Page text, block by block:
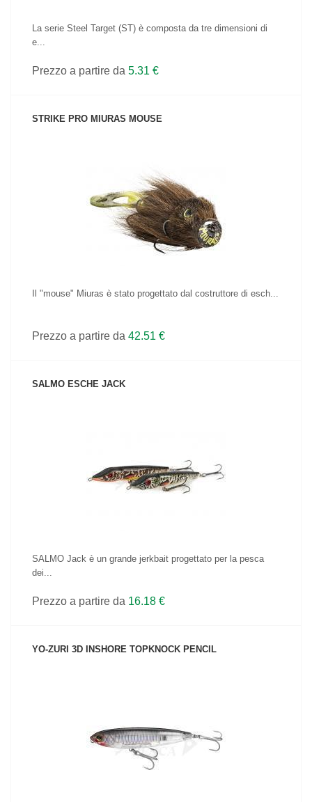
La serie Steel Target (ST) è composta da tre dimensioni di
e...
Prezzo a partire da 5.31 €
STRIKE PRO MIURAS MOUSE
VEDI IL PRODOTTO
Il "mouse" Miuras è stato progettato dal costruttore di esch...
Prezzo a partire da 42.51 €
SALMO ESCHE JACK
SALMO Jack è un grande jerkbait progettato per la pesca
dei...
Prezzo a partire da 16.18 €
YO-ZURI 3D INSHORE TOPKNOCK PENCIL